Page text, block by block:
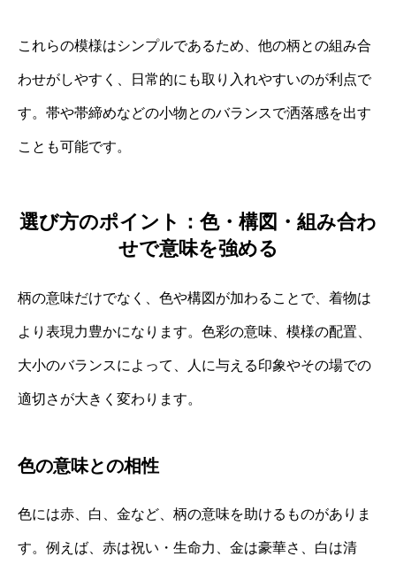
これらの模様はシンプルであるため、他の柄との組み合
わせがしやすく、日常的にも取り入れやすいのが利点で
す。帯や帯締めなどの小物とのバランスで洒落感を出す
ことも可能です。
選び方のポイント：色・構図・組み合わ
せで意味を強める
柄の意味だけでなく、色や構図が加わることで、着物は
より表現力豊かになります。色彩の意味、模様の配置、
大小のバランスによって、人に与える印象やその場での
適切さが大きく変わります。
色の意味との相性
色には赤、白、金など、柄の意味を助けるものがありま
す。例えば、赤は祝い・生命力、金は豪華さ、白は清